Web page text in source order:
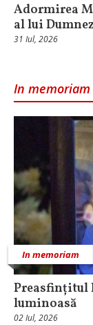
Adormirea
al lui
31 Iul, 2026
In memoriam
In memoriam
Preasfințitul
luminoasă
02 Iul, 2026